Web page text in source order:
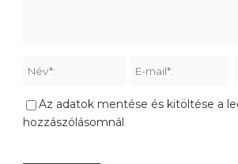
Az adatok mentése és kitöltése a
hozzászólásomnál